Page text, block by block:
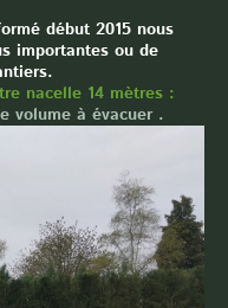
début 2015 nous
importantes ou de
nacelle 14 mètres :
volume à évacuer .